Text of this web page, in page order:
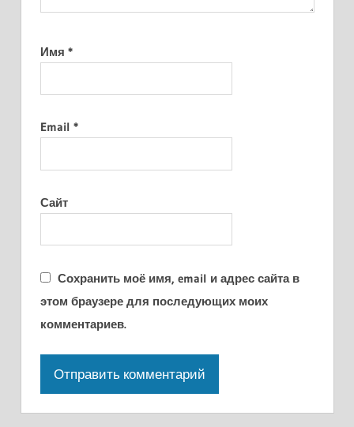
Имя *
Email *
Сайт
Сохранить моё имя, email и адрес сайта в
этом браузере для последующих моих
комментариев.